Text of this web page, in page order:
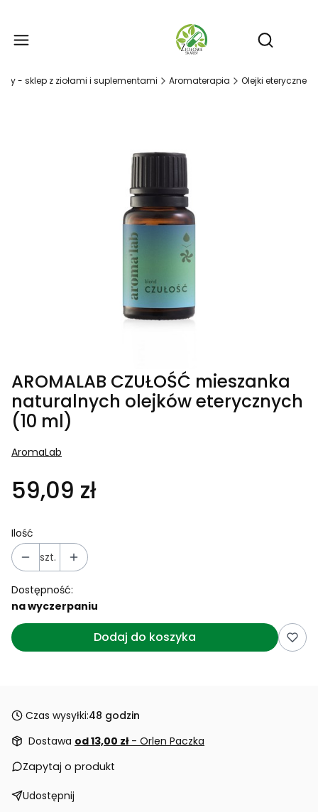
Otwórz
- sklep z ziołami i suplementami Aromaterapia Olejki eteryczne
AROMALAB CZUŁOŚĆ mieszanka
naturalnych olejków eterycznych
(10 ml)
AromaLab
59,09 zł
Ilość
szt.
Dostępność:
na wyczerpaniu
Dodaj do koszyka
Czas wysyłki:48 godzin
Dostawa od 13,00 zł - Orlen Paczka
Zapytaj o produkt
Udostępnij